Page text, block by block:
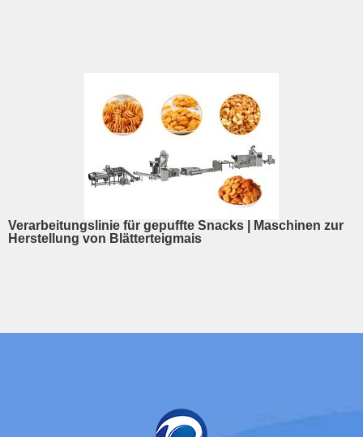
Verarbeitungslinie für gepuffte Snacks | Maschinen zur
Herstellung von Blätterteigmais